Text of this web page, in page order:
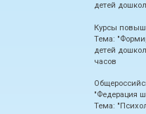
детей
Курсы
Тема:
детей
часов
"Федерация
Тема: